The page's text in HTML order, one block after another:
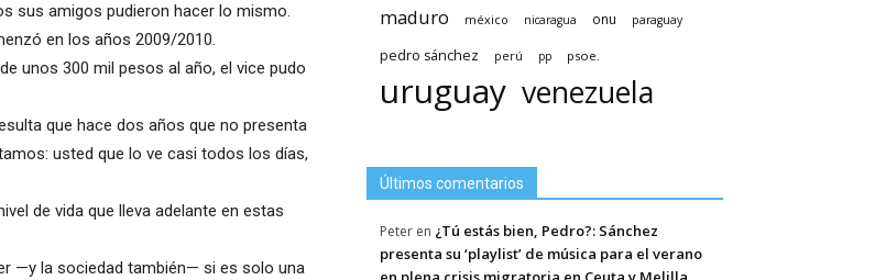
sus amigos pudieron hacer lo mismo.
en los años 2009/2010.
unos 300 mil pesos al año, el vice pudo
que hace dos años que no presenta
usted que lo ve casi todos los días,
de vida que lleva adelante en estas
—y la sociedad también— si es solo una
maduro méxico nicaragua onu paraguay
pedro sánchez perú pp psoe.
uruguay venezuela
Últimos comentarios
Peter en ¿Tú estás bien, Pedro?: Sánchez
presenta su ‘playlist’ de música para el verano